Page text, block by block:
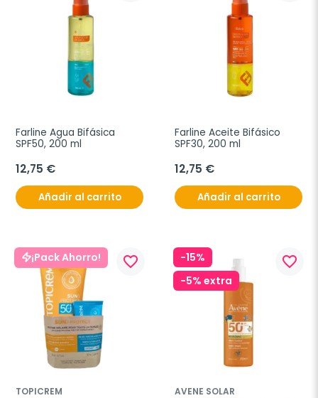
Farline Agua Bifásica
SPF50, 200 ml
12,75 €
Añadir al carrito
Farline Aceite Bifásico
SPF30, 200 ml
12,75 €
Añadir al carrito
¡Pack Ahorro! favorite_border
TOPICREM
-15%
-5% extra
favorite_border
AVENE SOLAR